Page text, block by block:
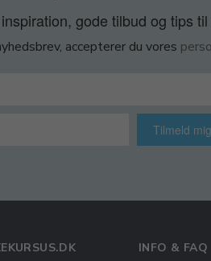
gode tilbud og tips
accepterer du vores
Tilmeld mig
INFO & FAQ